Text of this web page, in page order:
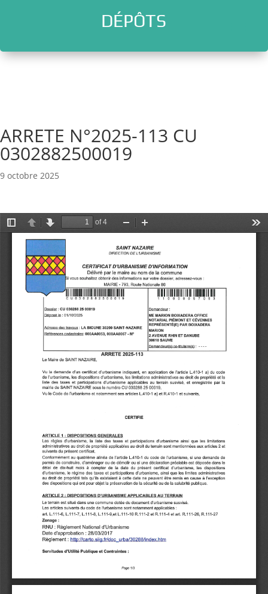
DÉPÔTS
ARRETE N°2025-113 CU
0302882500019
9 octobre 2025